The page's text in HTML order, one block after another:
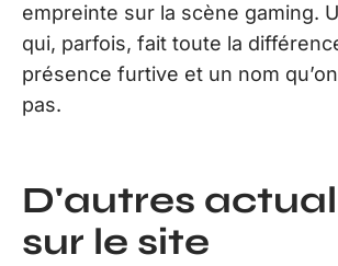
empreinte sur la scène gaming.
qui, parfois, fait toute la
présence furtive et un nom qu’on
pas.
D'autres
sur le site